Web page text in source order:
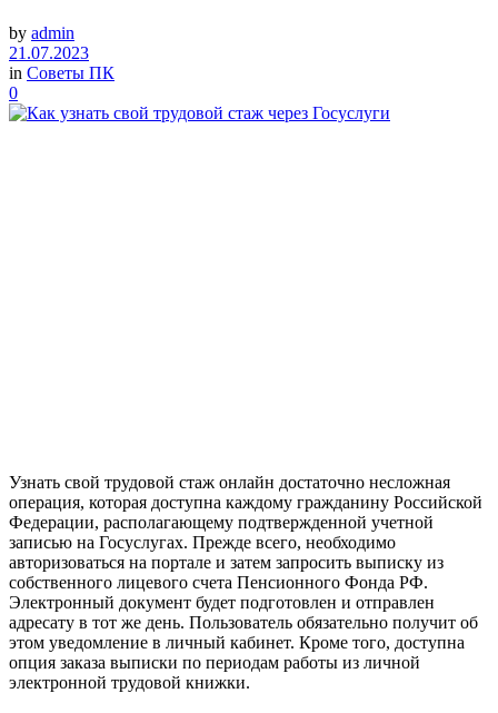
by admin
21.07.2023
in Советы ПК
0
Узнать свой трудовой стаж онлайн достаточно несложная
операция, которая доступна каждому гражданину Российской
Федерации, располагающему подтвержденной учетной
записью на Госуслугах. Прежде всего, необходимо
авторизоваться на портале и затем запросить выписку из
собственного лицевого счета Пенсионного Фонда РФ.
Электронный документ будет подготовлен и отправлен
адресату в тот же день. Пользователь обязательно получит об
этом уведомление в личный кабинет. Кроме того, доступна
опция заказа выписки по периодам работы из личной
электронной трудовой книжки.